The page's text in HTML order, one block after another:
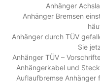
Anhänger
Anhänger Bremsen
Anhänger durch TÜV
Sie
Anhänger TÜV –
Anhängerkabel und
Auflaufbremse Anhänger